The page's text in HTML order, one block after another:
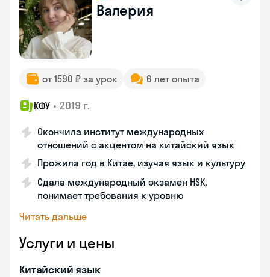
Валерия
от 1590 ₽ за урок 6 лет опыта
КФУ • 2019 г.
Окончила институт международных
отношений с акцентом на китайский язык
Прожила год в Китае, изучая язык и культуру
Сдала международный экзамен HSK,
понимает требования к уровню
Читать дальше
Услуги и цены
Китайский язык